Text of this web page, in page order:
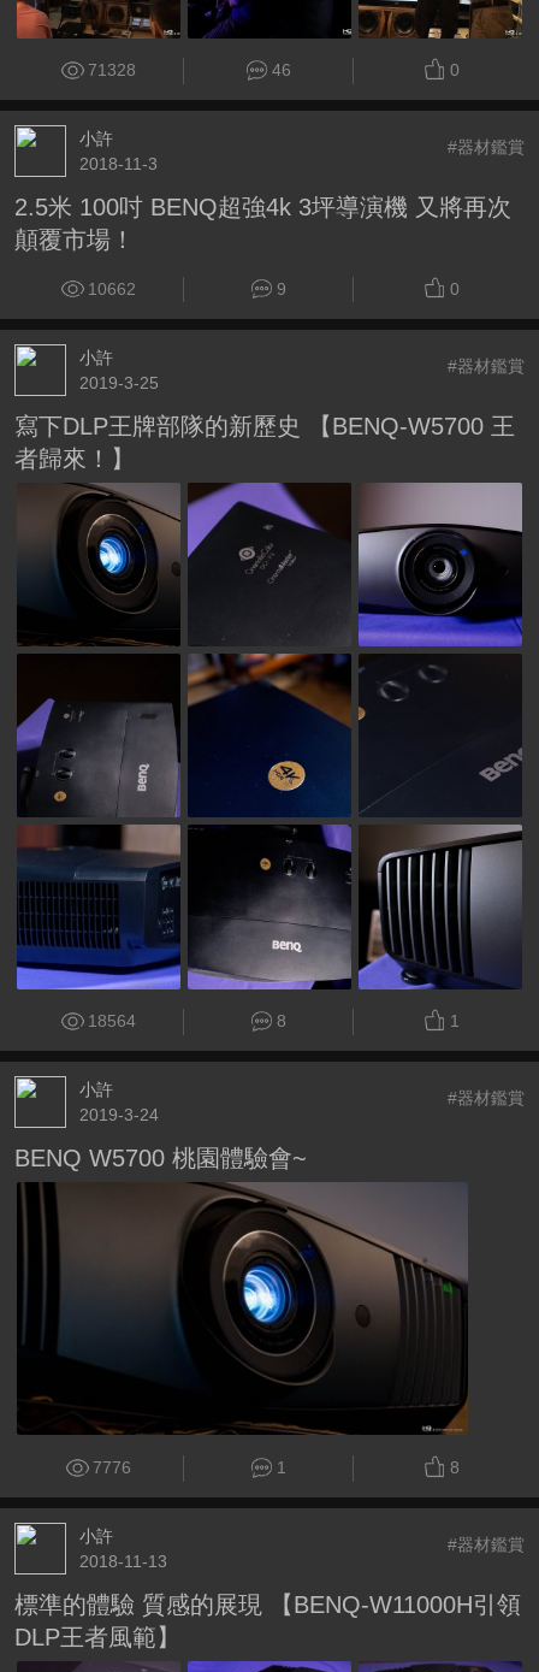
71328 46 0
小許
2018-11-3
#器材鑑賞
2.5米 100吋 BENQ超強4k 3坪導演機 又將再次
顛覆市場！
10662 9 0
小許
2019-3-25
#器材鑑賞
寫下DLP王牌部隊的新歷史 【BENQ-W5700 王
者歸來！】
18564 8 1
小許
2019-3-24
#器材鑑賞
BENQ W5700 桃園體驗會~
7776 1 8
小許
2018-11-13
#器材鑑賞
標準的體驗 質感的展現 【BENQ-W11000H引領
DLP王者風範】